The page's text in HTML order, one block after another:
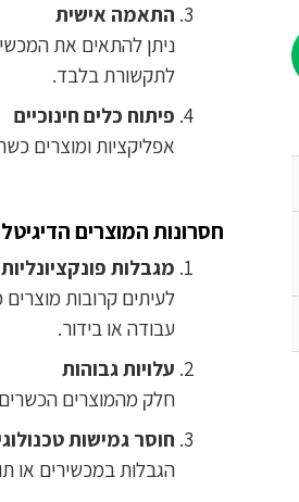
התאמה אישית
ניתן להתאים את
לתקשורת בלבד.
פיתוח כלים חינוכיים
אפליקציות ומוצרים
חסרונות המוצרים
מגבלות פונקציונליות
לעיתים קרובות
עבודה או בידור.
עלויות גבוהות
חלק מהמוצרים
חוסר גמישות
הגבלות במכשירים או